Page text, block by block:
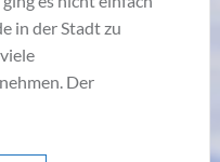
in der Stadt zu
Der